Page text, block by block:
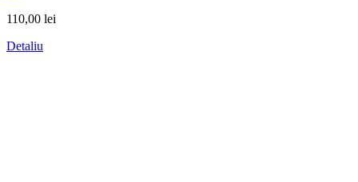
110,00 lei
Detaliu